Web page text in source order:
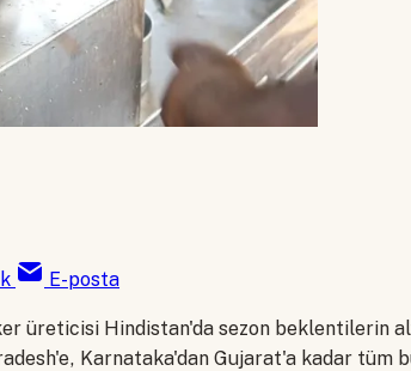
E-posta
üreticisi Hindistan'da sezon beklentilerin
Karnataka'dan Gujarat'a kadar tüm